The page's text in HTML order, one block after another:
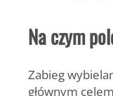
Na czym
Zabieg
głównym